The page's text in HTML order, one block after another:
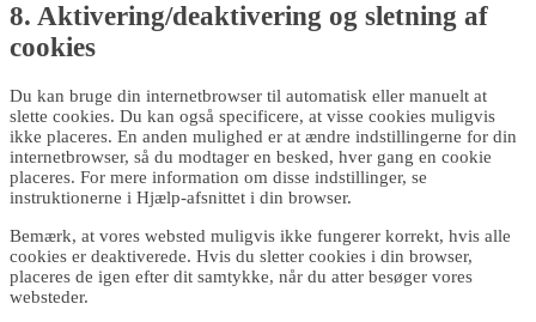
8. Aktivering/deaktivering og sletning af
cookies
Du kan bruge din internetbrowser til automatisk eller manuelt at
slette cookies. Du kan også specificere, at visse cookies muligvis
ikke placeres. En anden mulighed er at ændre indstillingerne for din
internetbrowser, så du modtager en besked, hver gang en cookie
placeres. For mere information om disse indstillinger, se
instruktionerne i Hjælp-afsnittet i din browser.
Bemærk, at vores websted muligvis ikke fungerer korrekt, hvis alle
cookies er deaktiverede. Hvis du sletter cookies i din browser,
placeres de igen efter dit samtykke, når du atter besøger vores
websteder.